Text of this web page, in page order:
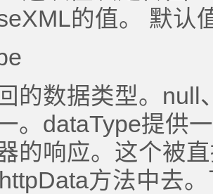
的值。 默认
的数据类型。null
。dataType提供
的响应。这个被
方法中去